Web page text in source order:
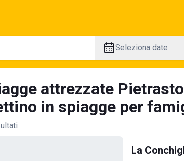
Seleziona date
attrezzate
in spiagge per
La